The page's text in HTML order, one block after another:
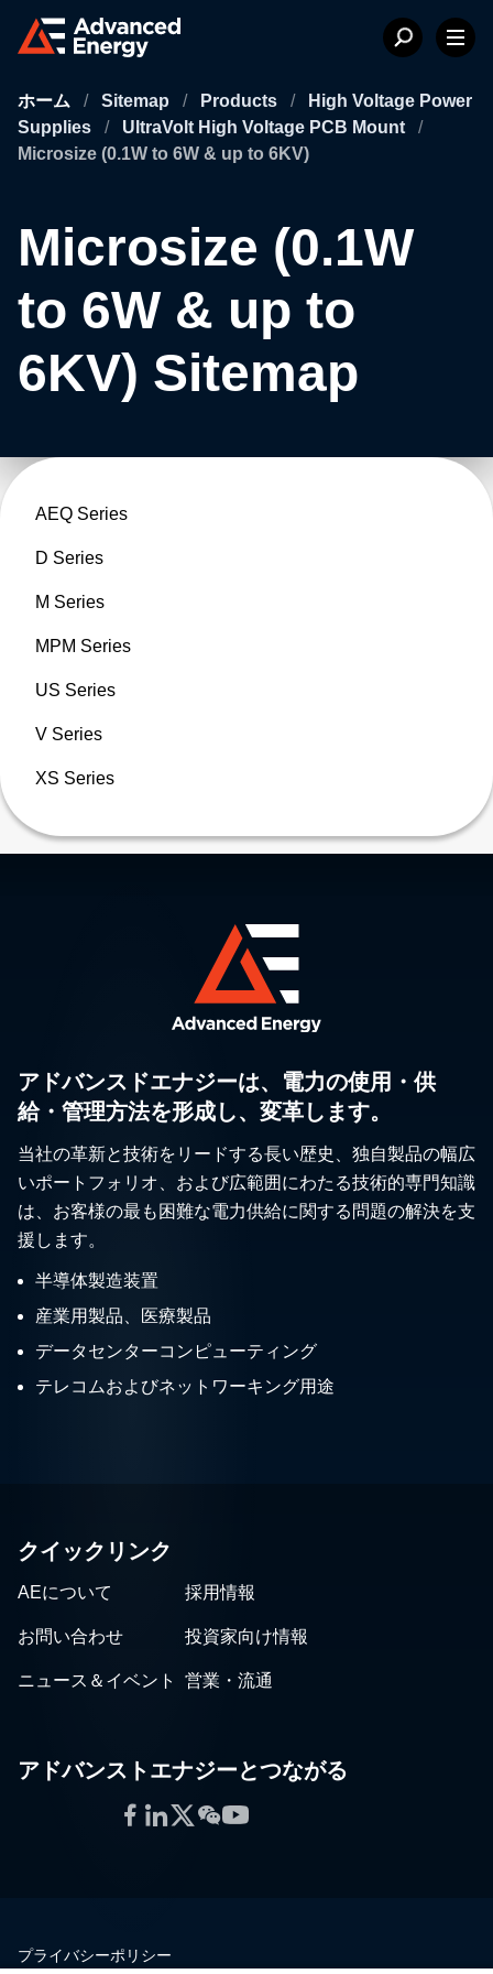
ホーム / Sitemap / Products /
High Voltage Power
Supplies
/ UltraVolt High Voltage PCB Mount
/
Microsize (0.1W to 6W & up to 6KV)
Microsize (0.1W
to 6W & up to
6KV) Sitemap
AEQ Series
D Series
M Series
MPM Series
US Series
V Series
XS Series
アドバンスドエナジーは、電力の使用・供
給・管理方法を形成し、変革します。
当社の革新と技術をリードする長い歴史、独自製品の幅広
いポートフォリオ、および広範囲にわたる技術的専門知識
は、お客様の最も困難な電力供給に関する問題の解決を支
援します。
半導体製造装置
産業用製品、医療製品
データセンターコンピューティング
テレコムおよびネットワーキング用途
クイックリンク
AEについて 採用情報
お問い合わせ 投資家向け情報
ニュース＆イベント 営業・流通
アドバンストエナジーとつながる
Facebook
LinkedIn
Twitter
WeChat
YouTube
プライバシーポリシー